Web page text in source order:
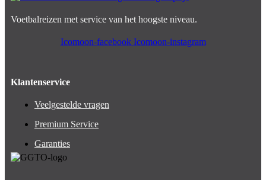
Voetbalreizen met service van het hoogste niveau.
Icomoon-facebook Icomoon-instagram
Klantenservice
Veelgestelde vragen
Premium Service
Garanties